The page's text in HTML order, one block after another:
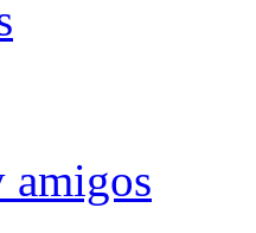
amigos